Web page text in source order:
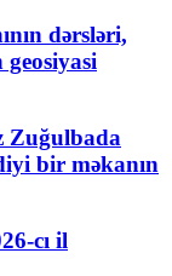
dərsləri,
geosiyasi
Zuğulbada
bir məkanın
cı il